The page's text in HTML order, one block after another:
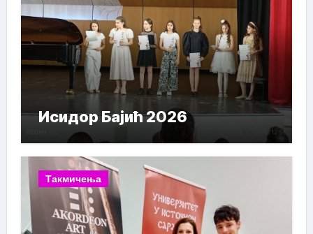
Исидор Бајић 2026
Такмичења